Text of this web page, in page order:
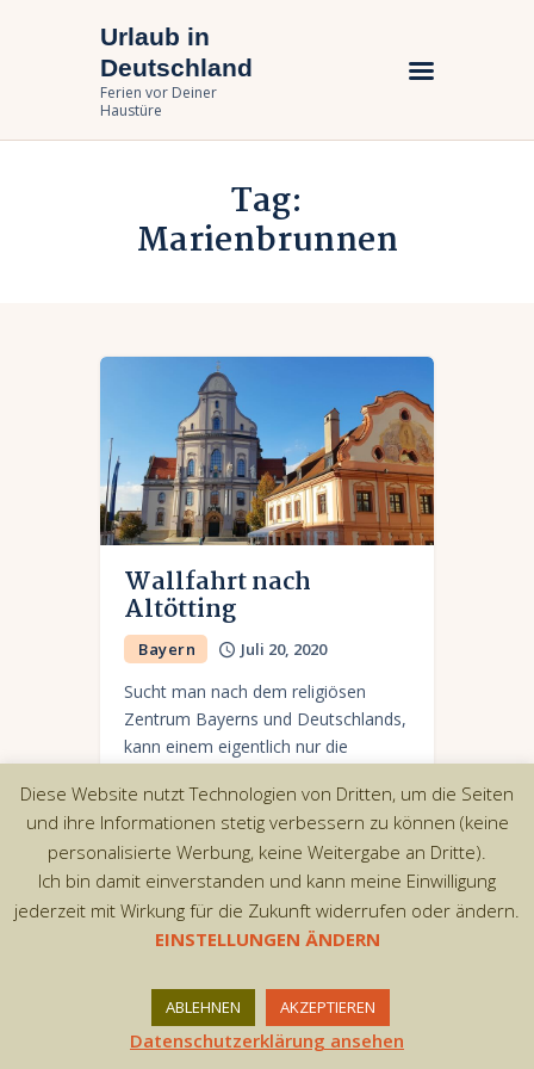
Urlaub in
Deutschland
Ferien vor Deiner
Haustüre
Tag:
Marienbrunnen
Urlaub in Deutschland
Ferien vor Deiner Haustüre
Urlaub zuhause
Bundesländer
Urlaubsarten
Wallfahrt nach
Altötting
Bayern Juli 20, 2020
Sucht man nach dem religiösen
Zentrum Bayerns und Deutschlands,
kann einem eigentlich nur die
Sinn kommen. Die Stadt ist ein
bekannter Wallfahrtsort, die jährlich
von…
Copyright © 2026 by AxiomThemes. All rights
reserved.
Diese Website nutzt Technologien von Dritten, um die Seiten
und ihre Informationen stetig verbessern zu können (keine
personalisierte Werbung, keine Weitergabe an Dritte).
Ich bin damit einverstanden und kann meine Einwilligung
jederzeit mit Wirkung für die Zukunft widerrufen oder ändern.
EINSTELLUNGEN ÄNDERN
ABLEHNEN AKZEPTIEREN
Datenschutzerklärung ansehen